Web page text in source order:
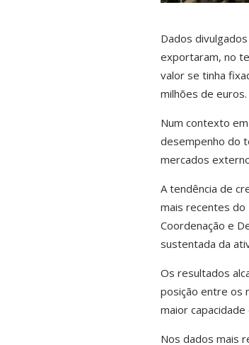
Dados
exportaram, no
valor se tinha
milhões de euros.
Num contexto
desempenho do
mercados
A tendência de
mais recentes do
Coordenação e
sustentada da
Os resultados
posição entre os
maior
Nos dados mais